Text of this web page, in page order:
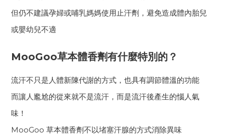
但仍不建議孕婦或哺乳媽媽使用止汗劑，避免造成體內胎兒
或嬰幼兒不適
MooGoo草本體香劑有什麼特別的？
流汗不只是人體新陳代謝的方式，也具有調節體溫的功能
而讓人尷尬的從來就不是流汗，而是流汗後產生的惱人氣
味！
MooGoo 草本體香劑不以堵塞汗腺的方式消除異味